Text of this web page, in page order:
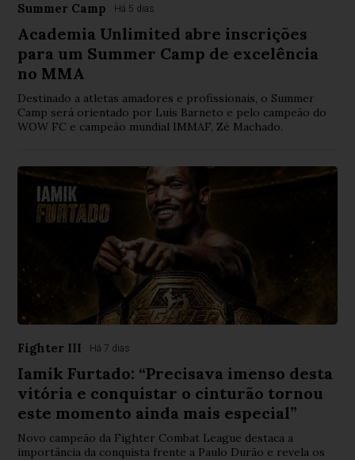
Summer Camp Há 5 dias
Academia Unlimited abre inscrições
para um Summer Camp de excelência
no MMA
Destinado a atletas amadores e profissionais, o Summer
Camp será orientado por Luís Barneto e pelo campeão do
WOW FC e campeão mundial IMMAF, Zé Machado.
Fighter III Há 7 dias
Iamik Furtado: “Precisava imenso desta
vitória e conquistar o cinturão tornou
este momento ainda mais especial”
Novo campeão da Fighter Combat League destaca a
importância da conquista frente a Paulo Durão e revela os